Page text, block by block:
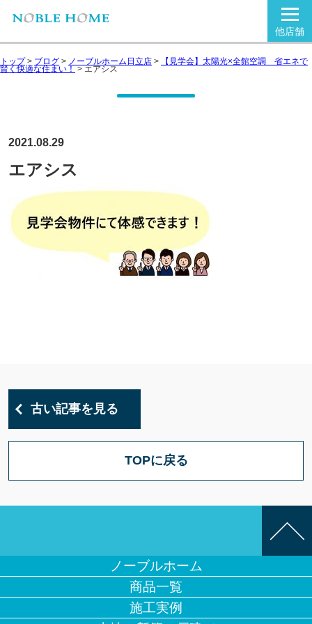
他店舗
トップ> ブログ > ノーブルホーム日立店 > 【見学会】太陽光×全館空調 省エネで
賢く快適な住まい！ > エアシス
2021.08.29
エアシス
古い記事を見る
TOPに戻る
ノーブルホーム
商品一覧
施工実例